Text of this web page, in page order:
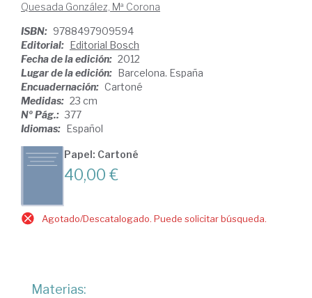
Quesada González, Mª Corona
ISBN: 9788497909594
Editorial: Editorial Bosch
Fecha de la edición: 2012
Lugar de la edición: Barcelona. España
Encuadernación: Cartoné
Medidas: 23 cm
Nº Pág.: 377
Idiomas: Español
Papel: Cartoné
40,00 €
Agotado/Descatalogado. Puede solicitar búsqueda.
Materias: